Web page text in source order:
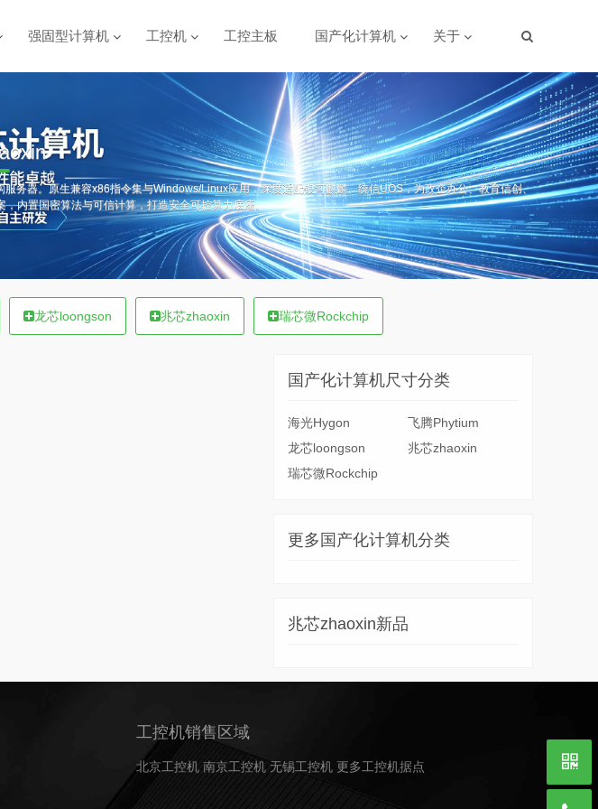
强固型计算机 工控机 工控主板 国产化计算机 关于
务器。原生兼容x86指令集与Windows/Linux应用，深度适配银河麒麟、统信UOS，为政企办公、教育信创、
内置国密算法与可信计算，打造安全可控算力底座。
龙芯loongson 兆芯zhaoxin 瑞芯微Rockchip
国产化计算机尺寸分类
海光Hygon
飞腾Phytium
龙芯loongson
兆芯zhaoxin
瑞芯微Rockchip
更多国产化计算机分类
兆芯zhaoxin新品
工控机销售区域
北京工控机 南京工控机 无锡工控机 更多工控机据点